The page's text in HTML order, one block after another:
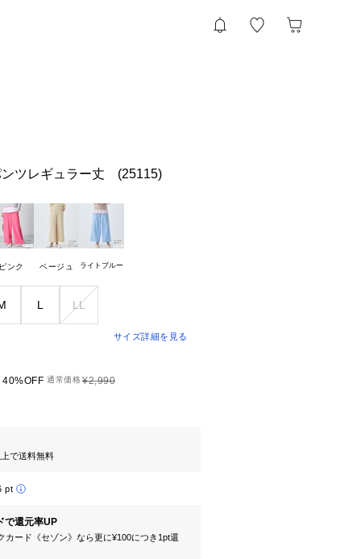
ンツレギュラー丈 (25115)
ンク ベージュ ライトブルー
L LL
サイズ詳細を見る
40%OFF 通常価格¥2,990
で送料無料
pt
で還元率UP
カード《セゾン》なら更に¥100につき1pt還